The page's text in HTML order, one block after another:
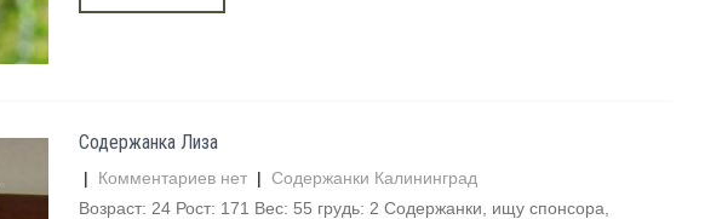
Содержанка Лиза
| Комментариев нет | Содержанки Калининград
Возраст: 24 Рост: 171 Вес: 55 грудь: 2 Содержанки, ищу спонсора,